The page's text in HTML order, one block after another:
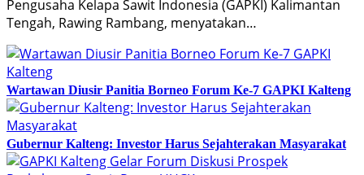
Pengusaha Kelapa Sawit Indonesia (GAPKI) Kalimantan
Tengah, Rawing Rambang, menyatakan…
Wartawan Diusir Panitia Borneo Forum Ke-7 GAPKI Kalteng
Gubernur Kalteng: Investor Harus Sejahterakan Masyarakat